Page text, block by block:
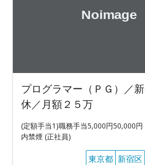
プログラマー（ＰＧ）／
休／月額２５万
(定額手当1)職務手当5,000円50,000
内禁煙 (正社員)
東京都 新宿区